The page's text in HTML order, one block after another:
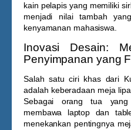
kain pelapis yang memiliki
menjadi nilai tambah
kenyamanan mahasiswa.
Inovasi Desain:
Penyimpanan yang
Salah satu ciri khas dari
adalah keberadaan meja
Sebagai orang tua
membawa laptop dan
menekankan pentingnya